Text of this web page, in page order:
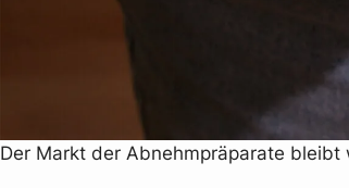
Der Markt der Abnehmpräparate bleibt